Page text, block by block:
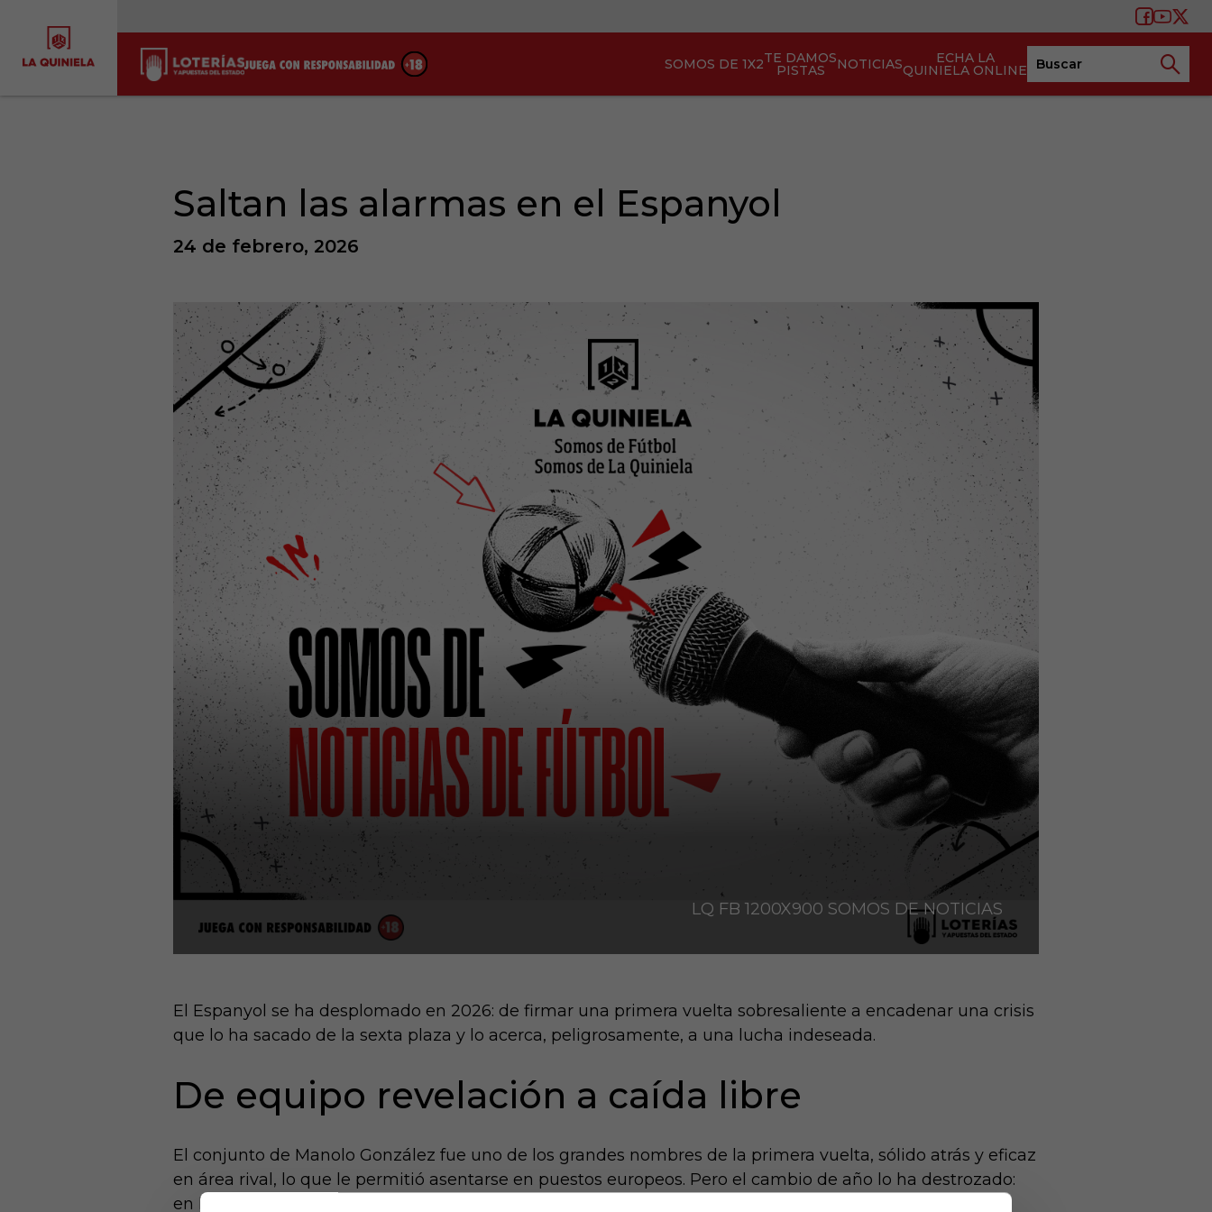
SOMOS DE 1X2TE DAMOS
PISTAS NOTICIAS ECHA LA
QUINIELA ONLINE
Saltan las alarmas en el Espanyol
24 de febrero, 2026
LQ FB 1200X900 SOMOS DE NOTICIAS
El Espanyol se ha desplomado en 2026: de firmar una primera vuelta sobresaliente a encadenar una crisis
que lo ha sacado de la sexta plaza y lo acerca, peligrosamente, a una lucha indeseada.
De equipo revelación a caída libre
El conjunto de Manolo González fue uno de los grandes nombres de la primera vuelta, sólido atrás y eficaz
en área rival, lo que le permitió asentarse en puestos europeos. Pero el cambio de año lo ha destrozado:
en lo que va de 2026 no ha ganado ni un solo partido y acumula ocho jornadas sin victoria, con solo 2